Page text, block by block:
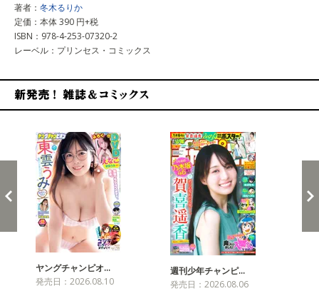
著者： 冬木るりか
定価：本体 390 円+税
ISBN：978-4-253-07320-2
レーベル：プリンセス・コミックス
ヤングチャンピオ…
発売日：2026.08.10
週刊少年チャンピ…
発売日：2026.08.06